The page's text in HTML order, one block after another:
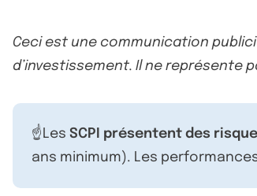
Ceci est une communication
d’investissement. Il ne représente
☝️Les SCPI présentent des
ans minimum). Les